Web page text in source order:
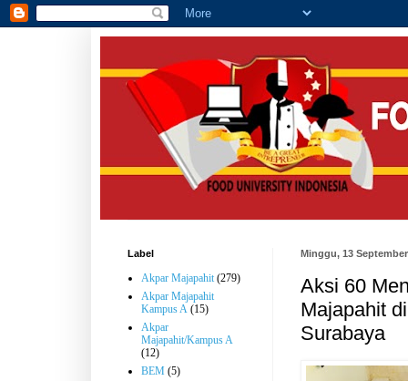
Minggu, 13
Aksi 60
Majapahit
Surabaya
Label
Akpar Majapahit (279)
Akpar Majapahit
Kampus A (15)
Akpar
Majapahit/Kampus A
(12)
BEM (5)